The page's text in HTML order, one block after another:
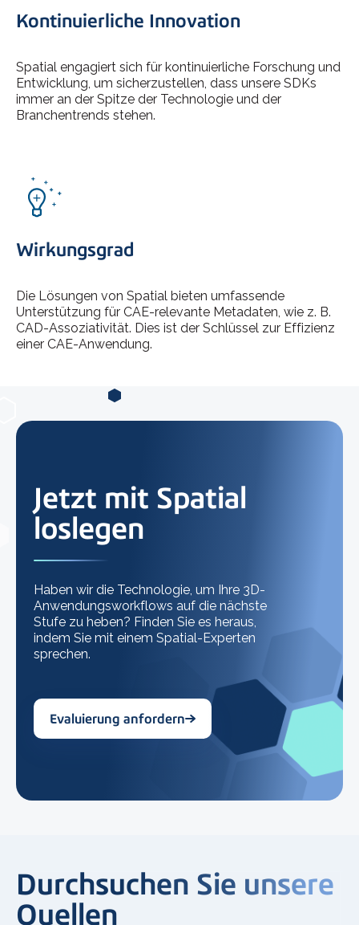
Kontinuierliche Innovation
Spatial engagiert sich für kontinuierliche Forschung und
Entwicklung, um sicherzustellen, dass unsere SDKs
immer an der Spitze der Technologie und der
Branchentrends stehen.
Wirkungsgrad
Die Lösungen von Spatial bieten umfassende
Unterstützung für CAE-relevante Metadaten, wie z. B.
CAD-Assoziativität. Dies ist der Schlüssel zur Effizienz
einer CAE-Anwendung.
Jetzt mit Spatial
loslegen
Haben wir die Technologie, um Ihre 3D-
Anwendungsworkflows auf die nächste
Stufe zu heben? Finden Sie es heraus,
indem Sie mit einem Spatial-Experten
sprechen.
Evaluierung anfordern
Durchsuchen Sie unsere
Quellen